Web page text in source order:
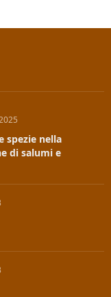
spezie nella
di salumi e